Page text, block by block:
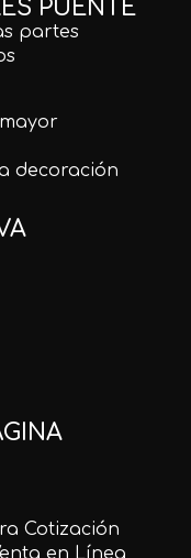
PUENTE
partes
decoración
Cotización
en Línea